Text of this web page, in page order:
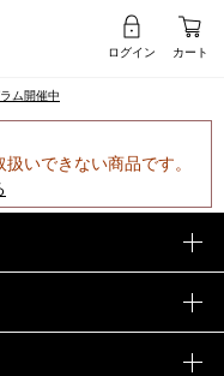
ログイン カート
ム開催中
いできない商品です。